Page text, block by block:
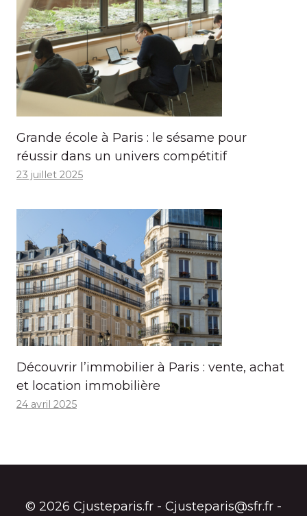
Grande école à Paris : le sésame pour
réussir dans un univers compétitif
23 juillet 2025
Découvrir l’immobilier à Paris : vente, achat
et location immobilière
24 avril 2025
© 2026 Cjusteparis.fr - Cjusteparis@sfr.fr -